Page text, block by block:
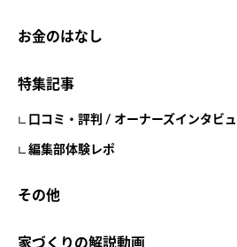
お金のはなし
特集記事
口コミ・評判 / オーナーズインタビ
編集部体験レポ
その他
家づくりの解説動画